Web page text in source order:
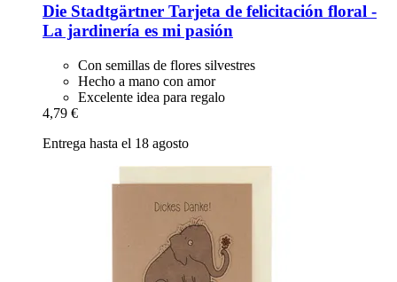
Die Stadtgärtner Tarjeta de felicitación floral -​
La jardinería es mi pasión
Con semillas de flores silvestres
Hecho a mano con amor
Excelente idea para regalo
4,79 €
Entrega hasta el 18 agosto